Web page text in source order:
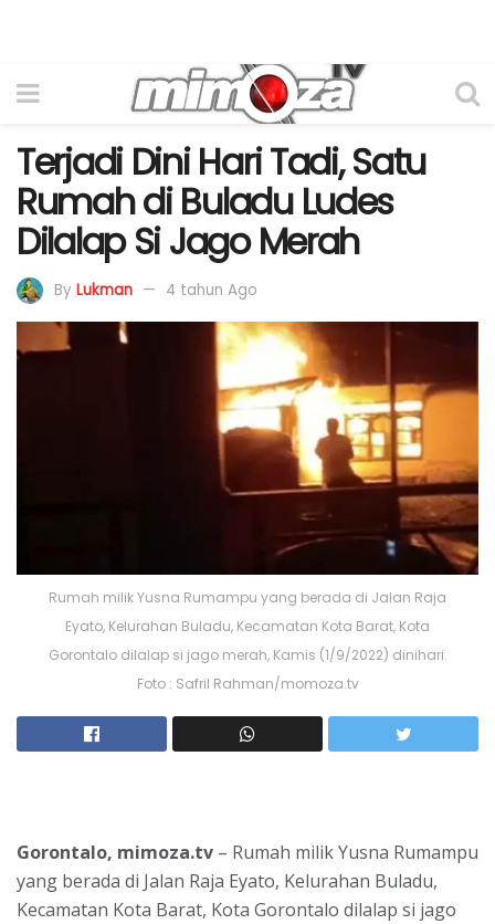
Terjadi Dini Hari Tadi, Satu
Rumah di Buladu Ludes
Dilalap Si Jago Merah
By Lukman 4 tahun Ago
Rumah milik Yusna Rumampu yang berada di Jalan Raja
Eyato, Kelurahan Buladu, Kecamatan Kota Barat, Kota
Gorontalo dilalap si jago merah, Kamis (1/9/2022) dinihari.
Foto : Safril Rahman/momoza.tv
Gorontalo, mimoza.tv – Rumah milik Yusna Rumampu
yang berada di Jalan Raja Eyato, Kelurahan Buladu,
Kecamatan Kota Barat, Kota Gorontalo dilalap si jago